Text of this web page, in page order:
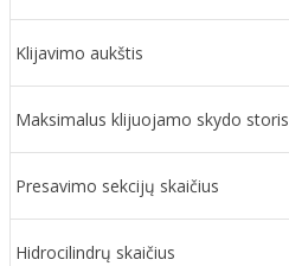
Klijavimo aukštis
Maksimalus klijuojamo skydo storis
Presavimo sekcijų skaičius
Hidrocilindrų skaičius